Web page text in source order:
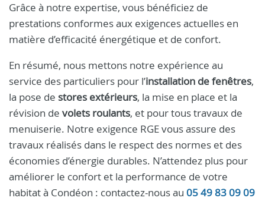
Grâce à notre expertise, vous bénéficiez de
prestations conformes aux exigences actuelles en
matière d’efficacité énergétique et de confort.
En résumé, nous mettons notre expérience au
service des particuliers pour l’installation de fenêtres,
la pose de stores extérieurs, la mise en place et la
révision de volets roulants, et pour tous travaux de
menuiserie. Notre exigence RGE vous assure des
travaux réalisés dans le respect des normes et des
économies d’énergie durables. N’attendez plus pour
améliorer le confort et la performance de votre
habitat à Condéon : contactez-nous au 05 49 83 09 09